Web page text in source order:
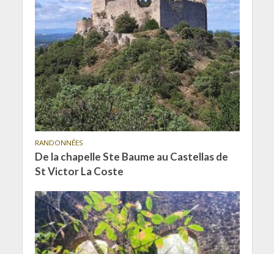
RANDONNÉES
De la chapelle Ste Baume au Castellas de
St Victor La Coste